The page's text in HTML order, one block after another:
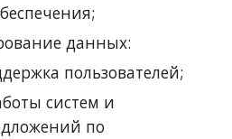
данных:
пользователей;
систем и
по